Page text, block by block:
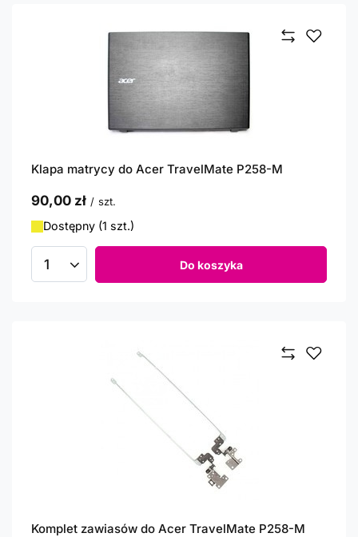
Klapa matrycy do Acer TravelMate P258-M
90,00 zł / szt.
Dostępny (1 szt.)
Ilość produktów Do koszyka
Komplet zawiasów do Acer TravelMate P258-M